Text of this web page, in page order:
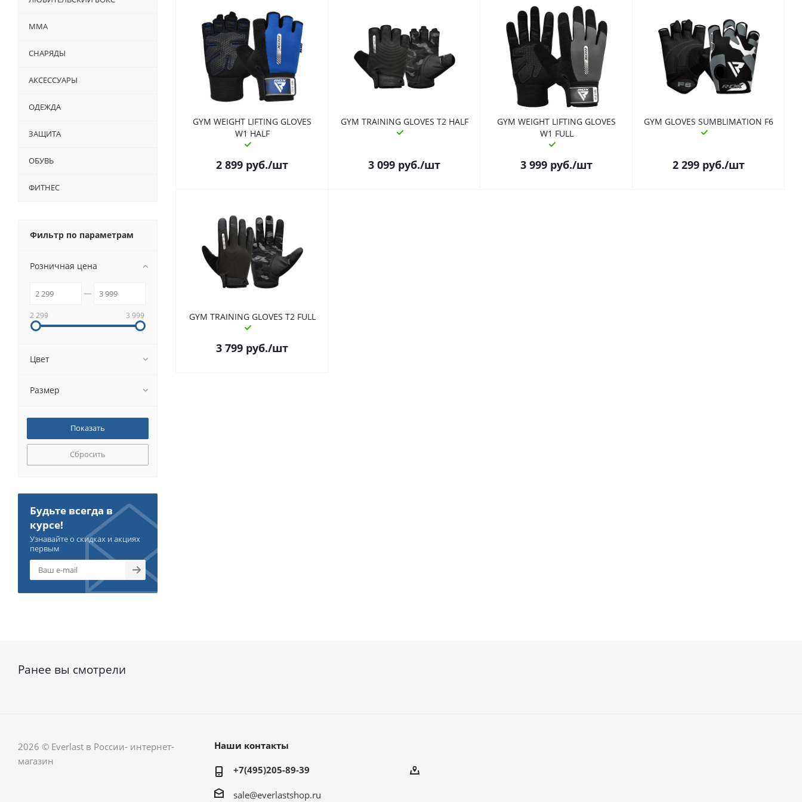
GYM WEIGHT LIFTING GLOVES
W1 HALF
2 899 руб./шт
GYM TRAINING GLOVES T2 HALF
3 099 руб./шт
GYM WEIGHT LIFTING GLOVES
W1 FULL
3 999 руб./шт
GYM GLOVES SUMBLIMATION F6
2 299 руб./шт
GYM TRAINING GLOVES T2 FULL
3 799 руб./шт
ММА
СНАРЯДЫ
АКСЕССУАРЫ
ОДЕЖДА
ЗАЩИТА
ОБУВЬ
ФИТНЕС
Фильтр по параметрам
Розничная цена
2 299 3 999
Цвет
Размер
Сбросить
Будьте всегда в
курсе!
Узнавайте о скидках и акциях
первым
Ранее вы смотрели
2026 © Everlast в России- интернет-
магазин
Наши контакты
+7(495)205-89-39
sale@everlastshop.ru